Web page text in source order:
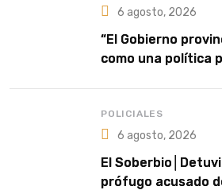
6 agosto, 2026
“El Gobierno
como una política
POLICIALES
6 agosto, 2026
El
prófugo acusado